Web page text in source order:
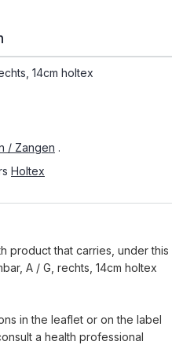
14cm holtex
/ Zangen .
Holtex
product that carries, under this
A / G, rechts, 14cm holtex
in the leaflet or on the label
a health professional